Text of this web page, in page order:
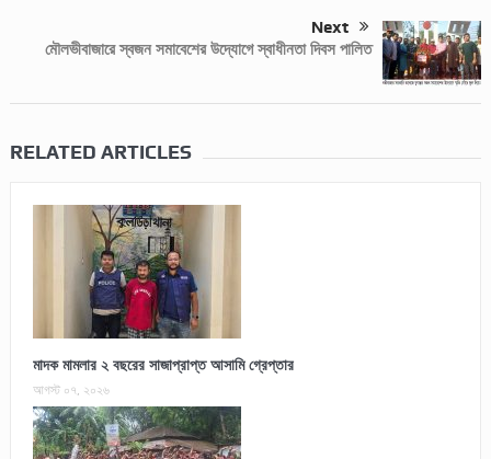
Next
মৌলভীবাজারে স্বজন সমাবেশের উদ্যোগে স্বাধীনতা দিবস পালিত
RELATED ARTICLES
মাদক মামলার ২ বছরের সাজাপ্রাপ্ত আসামি গ্রেপ্তার
আগস্ট ০৭, ২০২৬